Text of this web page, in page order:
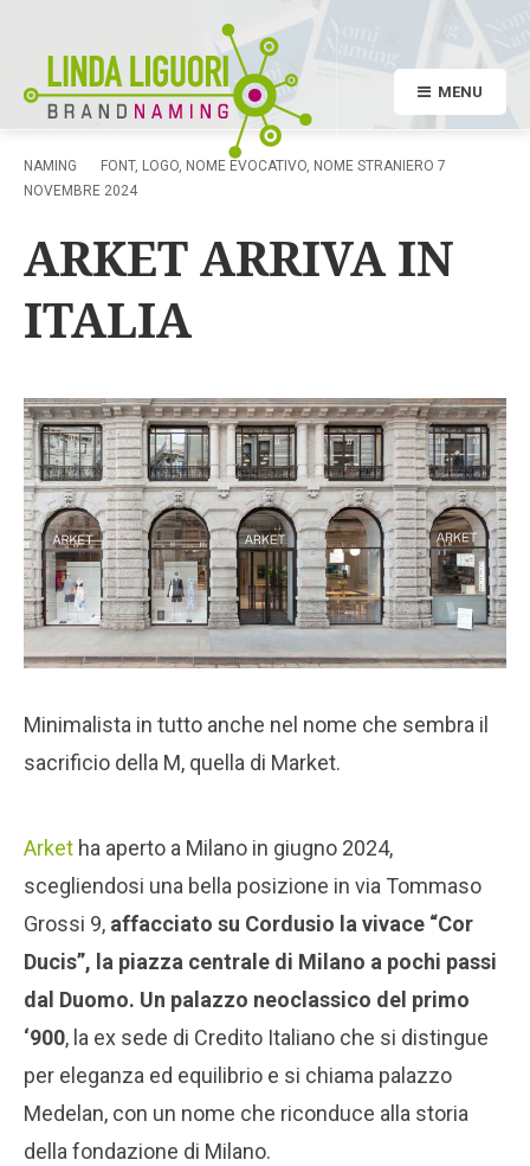
MENU
NAMING FONT, LOGO, NOME EVOCATIVO, NOME STRANIERO 7
NOVEMBRE 2024
ARKET ARRIVA IN
ITALIA
Minimalista in tutto anche nel nome che sembra il
sacrificio della M, quella di Market.
Arket ha aperto a Milano in giugno 2024,
scegliendosi una bella posizione in via Tommaso
Grossi 9, affacciato su Cordusio la vivace “Cor
Ducis”, la piazza centrale di Milano a pochi passi
dal Duomo. Un palazzo neoclassico del primo
‘900, la ex sede di Credito Italiano che si distingue
per eleganza ed equilibrio e si chiama palazzo
Medelan, con un nome che riconduce alla storia
della fondazione di Milano.